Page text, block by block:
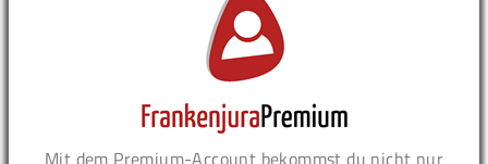
Mit dem Premium-Account bekommst du nicht nur